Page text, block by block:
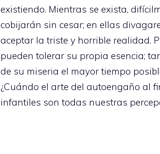
existiendo. Mientras se exista,
cobijarán sin cesar; en ellas
aceptar la triste y horrible realidad.
pueden tolerar su propia esencia;
de su miseria el mayor tiempo
¿Cuándo el arte del autoengaño al
infantiles son todas nuestras